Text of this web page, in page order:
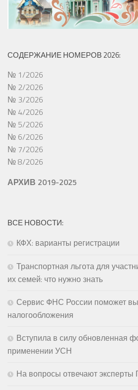
СОДЕРЖАНИЕ НОМЕРОВ 2026:
№ 1/2026
№ 2/2026
№ 3/2026
№ 4/2026
№ 5/2026
№ 6/2026
№ 7/2026
№ 8/2026
АРХИВ 2019-2025
ВСЕ НОВОСТИ:
КФХ: варианты регистрации
Транспортная льгота для
их семей: что нужно знать
Сервис ФНС России поможет
налогообложения
Вступила в силу обновленная
применении УСН
На вопросы отвечают